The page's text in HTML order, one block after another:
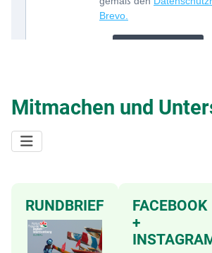
Mitmachen und
RUNDBRIEF
FACEBOOK
+